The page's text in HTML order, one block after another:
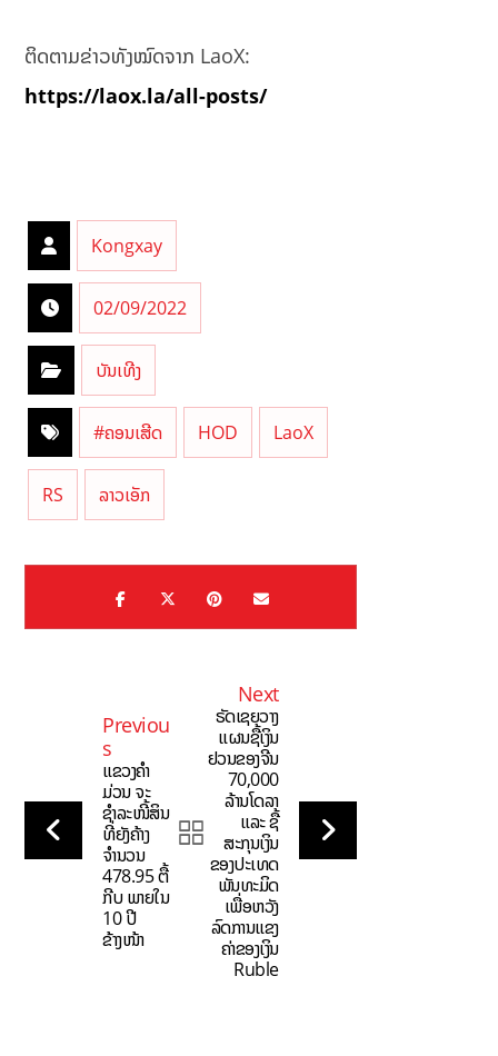
ຕິດຕາມຂ່າວທັງໝົດຈາກ LaoX:
https://laox.la/all-posts/
Kongxay
02/09/2022
ບັນເທີງ
#ຄອນເສີດ HOD LaoX
RS ລາວເອັກ
Previou
s
ແຂວງຄຳ
ມ່ວນ ຈະ
ຊຳລະໜີ້ສິນ
ທີ່ຍັງຄ້າງ
ຈຳນວນ
478.95 ຕື້
ກີບ ພາຍໃນ
10 ປີ
ຂ້າງໜ້າ
Next
ຣັດເຊຍວາງ
ແຜນຊື້ເງິນ
ຢວນຂອງຈີນ
70,000
ລ້ານໂດລາ
ແລະ ຊື້
ສະກຸນເງິນ
ຂອງປະເທດ
ພັນທະມິດ
ເພື່ອຫວັງ
ລົດການແຂງ
ຄ່າຂອງເງິນ
Ruble